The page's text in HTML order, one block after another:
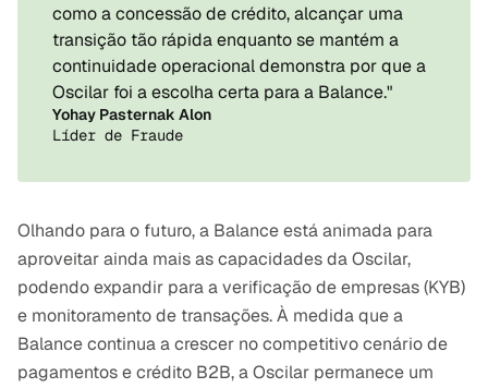
como a concessão de crédito, alcançar uma
transição tão rápida enquanto se mantém a
continuidade operacional demonstra por que a
Oscilar foi a escolha certa para a Balance."
Yohay Pasternak Alon
Líder de Fraude
Olhando para o futuro, a Balance está animada para
aproveitar ainda mais as capacidades da Oscilar,
podendo expandir para a verificação de empresas (KYB)
e monitoramento de transações. À medida que a
Balance continua a crescer no competitivo cenário de
pagamentos e crédito B2B, a Oscilar permanece um